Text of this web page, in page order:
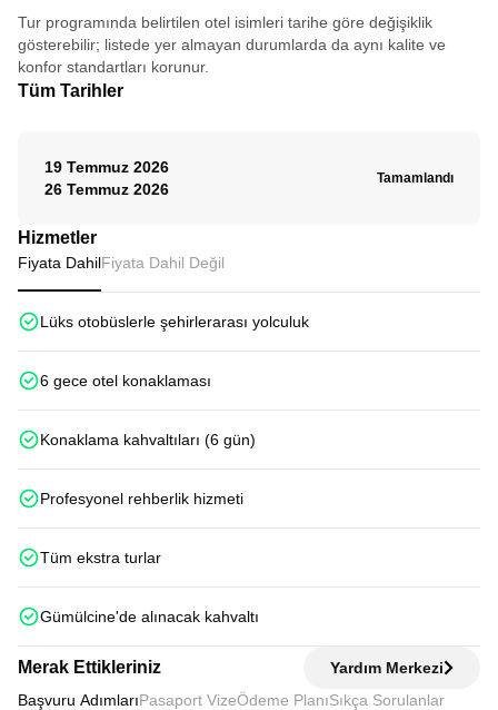
üzere...
Tur programında belirtilen otel isimleri tarihe göre değişiklik
gösterebilir; listede yer almayan durumlarda da aynı kalite ve
konfor standartları korunur.
Tüm Tarihler
19 Temmuz 2026
26 Temmuz 2026
Tamamlandı
Hizmetler
Fiyata DahilFiyata Dahil Değil
Lüks otobüslerle şehirlerarası yolculuk
6 gece otel konaklaması
Konaklama kahvaltıları (6 gün)
Profesyonel rehberlik hizmeti
Tüm ekstra turlar
Gümülcine'de alınacak kahvaltı
Merak Ettikleriniz
Yardım Merkezi
Başvuru AdımlarıPasaport VizeÖdeme Planı Sıkça Sorulanlar